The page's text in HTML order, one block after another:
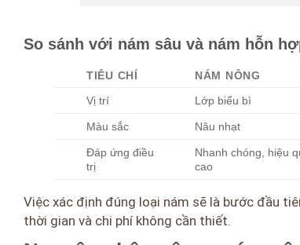
So sánh với nám sâu và nám hỗn
TIÊU CHÍ NÁM NÔNG
Vị trí
Lớp biểu bì
Màu sắc Nâu nhạt
Đáp ứng điều
trị
Nhanh chóng, hiệu
cao
Việc xác định đúng loại nám sẽ là bước đầu
thời gian và chi phí không cần thiết.